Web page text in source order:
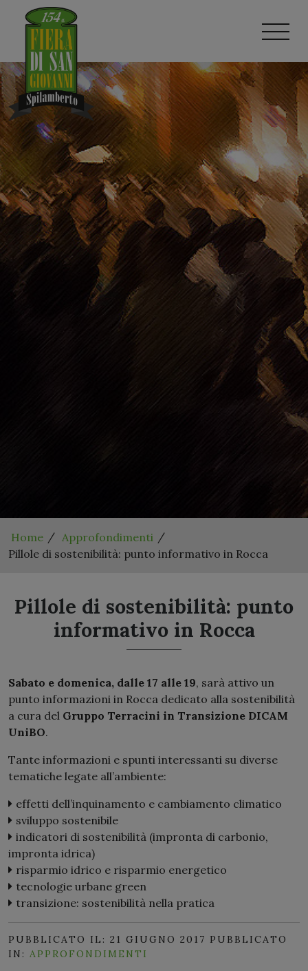
Home
Approfondimenti
Pillole di sostenibilità: punto informativo in Rocca
Pillole di sostenibilità: punto
informativo in Rocca
Sabato e domenica, dalle 17 alle 19, sarà attivo un
punto informazioni in Rocca dedicato alla sostenibilità
a cura del Gruppo Terracini in Transizione DICAM
UniBO.
Tante informazioni e spunti interessanti su diverse
tematiche legate all’ambiente:
effetti dell’inquinamento e cambiamento climatico
sviluppo sostenibile
indicatori di sostenibilità (impronta di carbonio,
impronta idrica)
risparmio idrico e risparmio energetico
tecnologie urbane green
transizione: sostenibilità nella pratica
PUBBLICATO IL: 21 GIUGNO 2017 PUBBLICATO
IN: APPROFONDIMENTI